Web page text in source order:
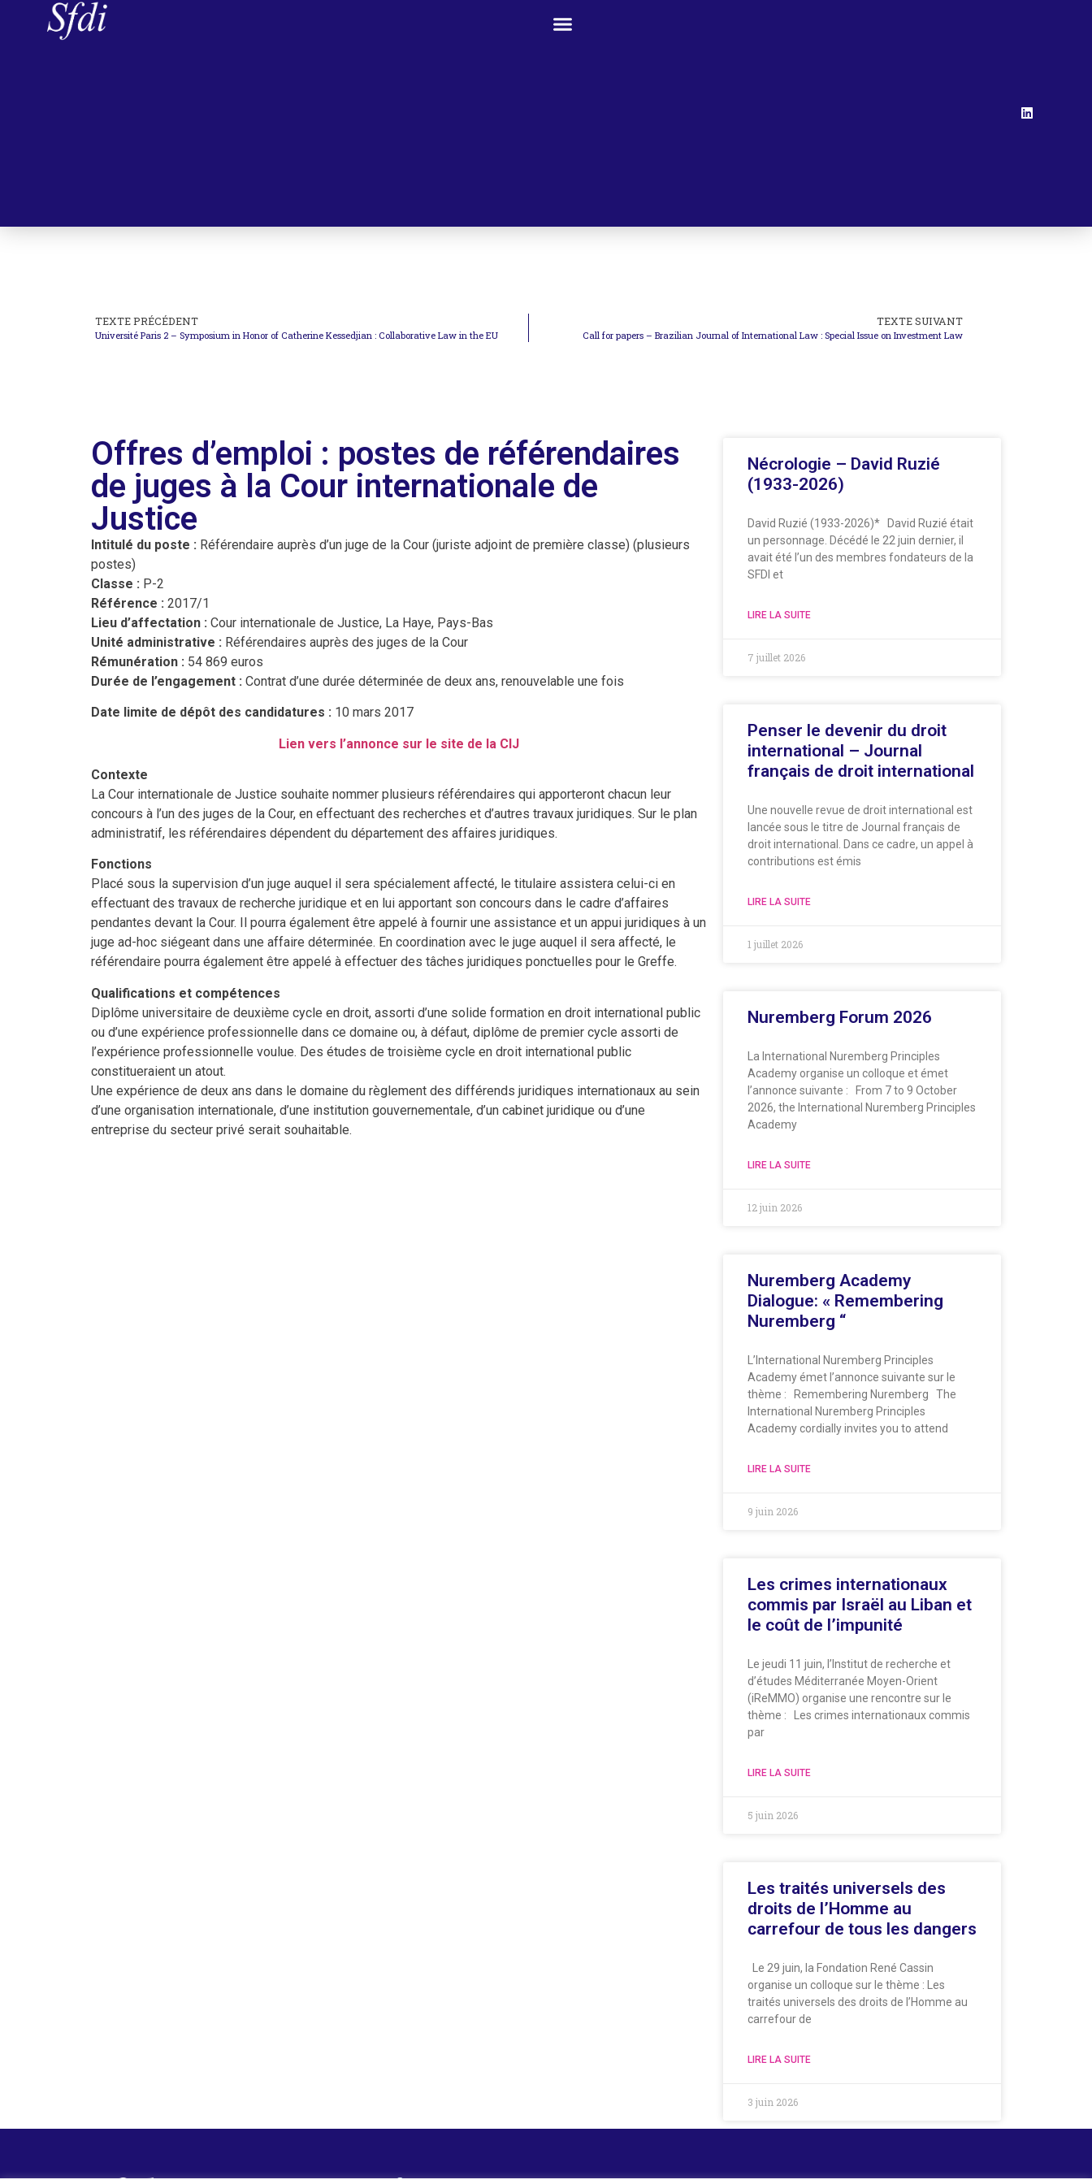
TEXTE PRÉCÉDENT
Université Paris 2 – Symposium in Honor of Catherine Kessedjian : Collaborative Law in the EU
TEXTE SUIVANT
Call for papers – Brazilian Journal of International Law : Special Issue on Investment Law
Offres d’emploi : postes de référendaires
de juges à la Cour internationale de
Justice
Intitulé du poste : Référendaire auprès d’un juge de la Cour (juriste adjoint de première classe) (plusieurs
postes)
Classe : P-2
Référence : 2017/1
Lieu d’affectation : Cour internationale de Justice, La Haye, Pays-Bas
Unité administrative : Référendaires auprès des juges de la Cour
Rémunération : 54 869 euros
Durée de l’engagement : Contrat d’une durée déterminée de deux ans, renouvelable une fois
Date limite de dépôt des candidatures : 10 mars 2017
Lien vers l’annonce sur le site de la CIJ
Contexte
La Cour internationale de Justice souhaite nommer plusieurs référendaires qui apporteront chacun leur
concours à l’un des juges de la Cour, en effectuant des recherches et d’autres travaux juridiques. Sur le plan
administratif, les référendaires dépendent du département des affaires juridiques.
Fonctions
Placé sous la supervision d’un juge auquel il sera spécialement affecté, le titulaire assistera celui-ci en
effectuant des travaux de recherche juridique et en lui apportant son concours dans le cadre d’affaires
pendantes devant la Cour. Il pourra également être appelé à fournir une assistance et un appui juridiques à un
juge ad-hoc siégeant dans une affaire déterminée. En coordination avec le juge auquel il sera affecté, le
référendaire pourra également être appelé à effectuer des tâches juridiques ponctuelles pour le Greffe.
Qualifications et compétences
Diplôme universitaire de deuxième cycle en droit, assorti d’une solide formation en droit international public
ou d’une expérience professionnelle dans ce domaine ou, à défaut, diplôme de premier cycle assorti de
l’expérience professionnelle voulue. Des études de troisième cycle en droit international public
constitueraient un atout.
Une expérience de deux ans dans le domaine du règlement des différends juridiques internationaux au sein
d’une organisation internationale, d’une institution gouvernementale, d’un cabinet juridique ou d’une
entreprise du secteur privé serait souhaitable.
Nécrologie – David Ruzié
(1933-2026)
David Ruzié (1933-2026)* David Ruzié était
un personnage. Décédé le 22 juin dernier, il
avait été l’un des membres fondateurs de la
SFDI et
LIRE LA SUITE
7 juillet 2026
Penser le devenir du droit
international – Journal
français de droit international
Une nouvelle revue de droit international est
lancée sous le titre de Journal français de
droit international. Dans ce cadre, un appel à
contributions est émis
LIRE LA SUITE
1 juillet 2026
Nuremberg Forum 2026
La International Nuremberg Principles
Academy organise un colloque et émet
l’annonce suivante : From 7 to 9 October
2026, the International Nuremberg Principles
Academy
LIRE LA SUITE
12 juin 2026
Nuremberg Academy
Dialogue: « Remembering
Nuremberg “
L’International Nuremberg Principles
Academy émet l’annonce suivante sur le
thème : Remembering Nuremberg The
International Nuremberg Principles
Academy cordially invites you to attend
LIRE LA SUITE
9 juin 2026
Les crimes internationaux
commis par Israël au Liban et
le coût de l’impunité
Le jeudi 11 juin, l’Institut de recherche et
d’études Méditerranée Moyen-Orient
(iReMMO) organise une rencontre sur le
thème : Les crimes internationaux commis
par
LIRE LA SUITE
5 juin 2026
Les traités universels des
droits de l’Homme au
carrefour de tous les dangers
Le 29 juin, la Fondation René Cassin
organise un colloque sur le thème : Les
traités universels des droits de l’Homme au
carrefour de
LIRE LA SUITE
3 juin 2026